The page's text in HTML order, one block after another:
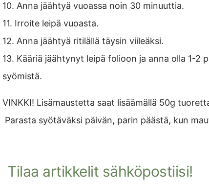
10. Anna jäähtyä vuoassa noin 30 minuuttia.
11. Irroite leipä vuoasta.
12. Anna jäähtyä ritilällä täysin viileäksi.
13. Kääriä jäähtynyt leipä folioon ja anna olla 1-2
syömistä.
VINKKI! Lisämaustetta saat lisäämällä 50g
Parasta syötäväksi päivän, parin päästä, kun
Tilaa artikkelit sähköpostiisi!